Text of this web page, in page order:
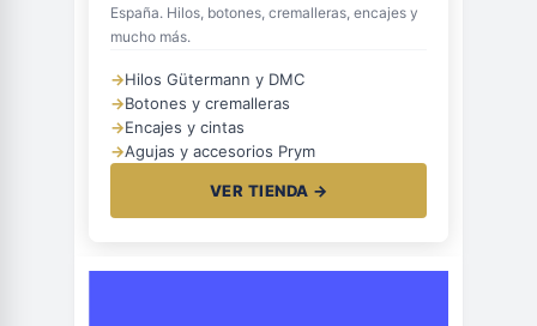
España. Hilos, botones, cremalleras, encajes y
mucho más.
→Hilos Gütermann y DMC
→Botones y cremalleras
→Encajes y cintas
→Agujas y accesorios Prym
VER TIENDA →